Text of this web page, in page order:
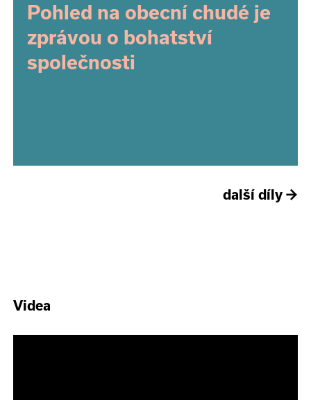
Pohled na obecní chudé je
zprávou o bohatství
společnosti
další díly →
Videa